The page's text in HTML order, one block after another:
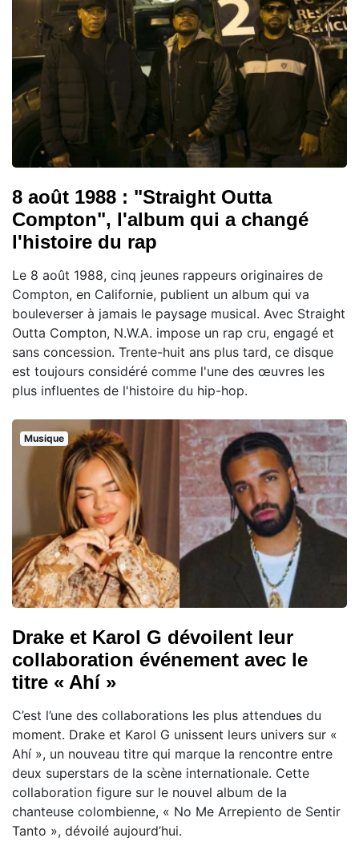
8 août 1988 : "Straight Outta
Compton", l'album qui a changé
l'histoire du rap
Le 8 août 1988, cinq jeunes rappeurs originaires de
Compton, en Californie, publient un album qui va
bouleverser à jamais le paysage musical. Avec Straight
Outta Compton, N.W.A. impose un rap cru, engagé et
sans concession. Trente-huit ans plus tard, ce disque
est toujours considéré comme l'une des œuvres les
plus influentes de l'histoire du hip-hop.
Musique
Drake et Karol G dévoilent leur
collaboration événement avec le
titre « Ahí »
C’est l’une des collaborations les plus attendues du
moment. Drake et Karol G unissent leurs univers sur «
Ahí », un nouveau titre qui marque la rencontre entre
deux superstars de la scène internationale. Cette
collaboration figure sur le nouvel album de la
chanteuse colombienne, « No Me Arrepiento de Sentir
Tanto », dévoilé aujourd’hui.